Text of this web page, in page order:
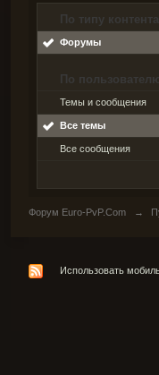
По типу контента
Форумы
По
Темы и сообщения
Все темы
Все сообщения
Форум Euro-PvP.Com →
Использовать